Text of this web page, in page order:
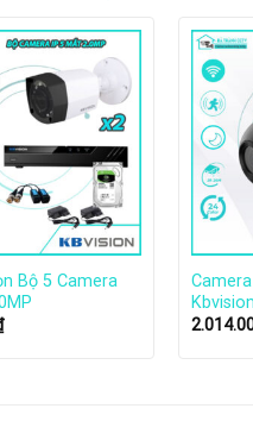
Bộ 5 Camera